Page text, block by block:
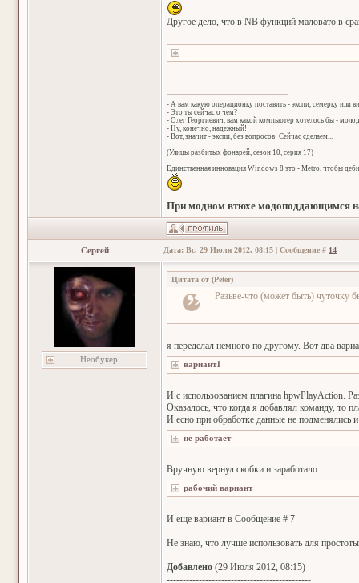
Другое дело, что в NB функций маловато в
- А вам какую операционку поставить - экспи, семерку или
- Это ты сейчас о чем?
- Олег Георгиевич, вам какой компьютер хотелось бы -
- Ну, конечно, надежный!
- Вот, значит - экспи, без вопросов! Сейчас сделаем...
(Улицы разбитых фонарей, сезон 10, серия 17)
Единственная инновация Windows 8 это - Metro, чтобы
При модном втюхе модоподдающимся
Сергей Дата: Вс, 29 Июля 2012, 08:15 | Сообщение # 14
Необукер
Цитата от (Peter)
Разьве-что (может быть) чуточку
я переделал немного по другому. Вот два
И с использованием плагина hpwPlayAction.
Оказалось, что когда я добавлял команду, то
И есно при обработке данные не подменялись
Вручную вернул скобки и заработало
И еще вариант в Сообщение # 7
Не знаю, что лучше использовать для
Добавлено (29 Июля 2012, 08:15)
---------------------------------------------